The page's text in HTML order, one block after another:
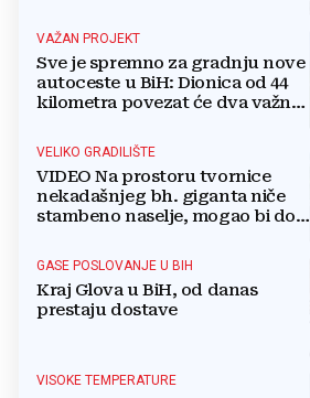
VAŽAN PROJEKT
Sve je spremno za gradnju nove
autoceste u BiH: Dionica od 44
kilometra povezat će dva važna
VELIKO GRADILIŠTE
VIDEO Na prostoru tvornice
nekadašnjeg bh. giganta niče
stambeno naselje, mogao bi doći
GASE POSLOVANJE U BIH
Kraj Glova u BiH, od danas
prestaju dostave
VISOKE TEMPERATURE